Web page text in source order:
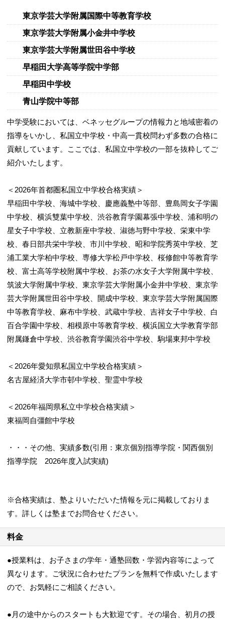
東京学芸大学附属国際中等教育学校
東京学芸大学附属小金井中学校
東京学芸大学附属世田谷中学校
早稲田大学高等学院中学部
早稲田中学校
青山学院中等部
中学受験においては、ベネッセグループの情報力と地域密着の
指導をいかし、私国立中学校・中高一貫校問わず多数の合格に
貢献しています。ここでは、私国立中学校の一部を抜粋してご
紹介いたします。
＜2026年首都圏私国立中学校合格実績＞
早稲田中学校、海城中学校、慶應義塾中等部、豊島岡女子学園
中学校、横浜雙葉中学校、渋谷教育学園幕張中学校、浦和明の
星女子中学校、立教新座中学校、淑徳与野中学校、栄東中学
校、春日部共栄中学校、市川中学校、昭和学院秀英中学校、芝
浦工業大学柏中学校、専修大学松戸中学校、桜修館中等教育学
校、富士高等学校附属中学校、お茶の水女子大学附属中学校、
筑波大学附属中学校、東京学芸大学附属小金井中学校、東京学
芸大学附属世田谷中学校、開成中学校、東京学芸大学附属国際
中等教育学校、麻布中学校、武蔵中学校、吉祥女子中学校、白
百合学園中学校、相模原中等教育学校、横浜国立大学教育学部
附属鎌倉中学校、渋谷教育学園渋谷中学校、駒場東邦中学校
＜2026年愛知県私国立中学校合格実績＞
名古屋経済大学市邨中学校、聖霊中学校
＜2026年福岡県私立中学校合格実績＞
東福岡自彊館中学校
・・・その他、実績多数(引用：東京個別指導学院・関西個別
指導学院 2026年度入試実績)
※合格実績は、塾よりいただいた情報を元に掲載しておりま
す。詳しくは塾までお問合せください。
料金
●授業料は、お子さまの学年・通塾回数・学習内容等によって
異なります。ご状況に合わせたプランを無料で作成いたします
ので、お気軽にご相談ください。
●月の途中からのスタートも大歓迎です。その場合、初月の授